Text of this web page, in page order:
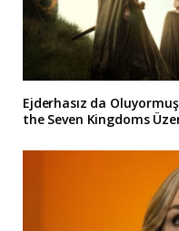
Ejderhasız da
the Seven Kingdoms